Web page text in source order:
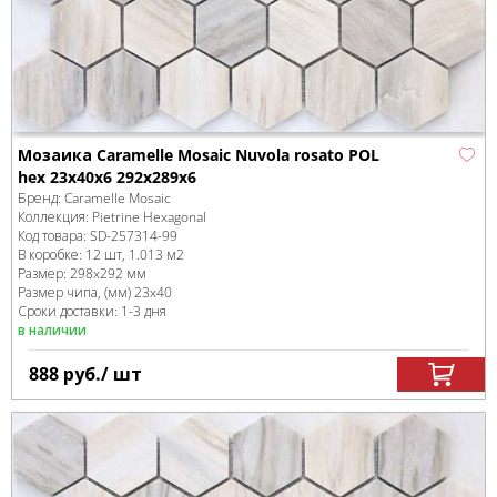
Мозаика Caramelle Mosaic Nuvola rosato POL
hex 23x40x6 292x289x6
Бренд: Caramelle Mosaic
Коллекция: Pietrine Hexagonal
Код товара: SD-257314-99
В коробке: 12 шт, 1.013 м2
Размер: 298x292 мм
Размер чипа, (мм)23x40
Сроки доставки: 1-3 дня
в наличии
888 руб./ шт